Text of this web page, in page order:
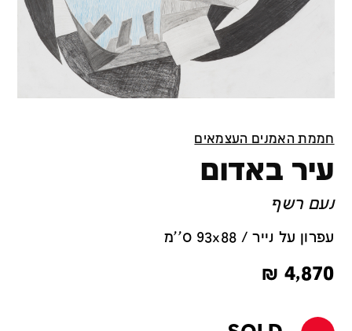
חממת האמנים העצמאים
עיר באדום
נעם רשף
עפרון על נייר / 93x88 ס''מ
4,870
₪